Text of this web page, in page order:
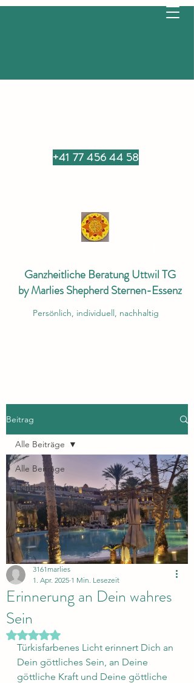
Ganzheitliche Beratung Uttwil TG
by Marlies Shepherd Sternen-Essenz
Persönlich, individuell, nachhaltig
+41 77 456 44 58
Beitrag
Alle Beiträge
Lichtbotschaften
Newsletter
Videos
Alle Beiträge
Erinnerung an Dein wahres
Sein
3161marlies
1. Apr. 2025 1 Min. Lesezeit
Mit NaN von 5 Sternen bewertet.
Türkisfarbenes Licht erinnert Dich an
Dein göttliches Sein, an Deine
göttliche Kraft und Deine göttliche